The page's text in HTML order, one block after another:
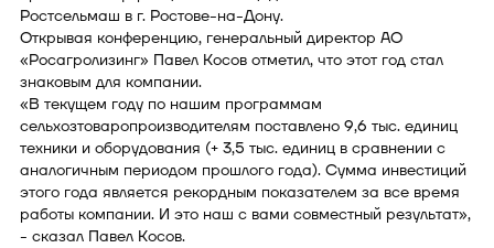
Ростсельмаш в г. Ростове-на-Дону.
Открывая конференцию, генеральный директор АО
«Росагролизинг» Павел Косов отметил, что этот год стал
знаковым для компании.
«В текущем году по нашим программам
сельхозтоваропроизводителям поставлено 9,6 тыс. единиц
техники и оборудования (+ 3,5 тыс. единиц в сравнении с
аналогичным периодом прошлого года). Сумма инвестиций
этого года является рекордным показателем за все время
работы компании. И это наш с вами совместный результат»,
- сказал Павел Косов.